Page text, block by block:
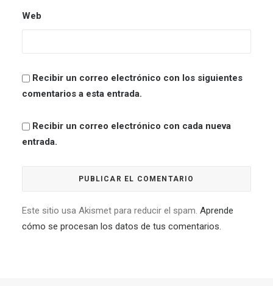
Web
Recibir un correo electrónico con los siguientes
comentarios a esta entrada.
Recibir un correo electrónico con cada nueva
entrada.
Este sitio usa Akismet para reducir el spam. Aprende
cómo se procesan los datos de tus comentarios.